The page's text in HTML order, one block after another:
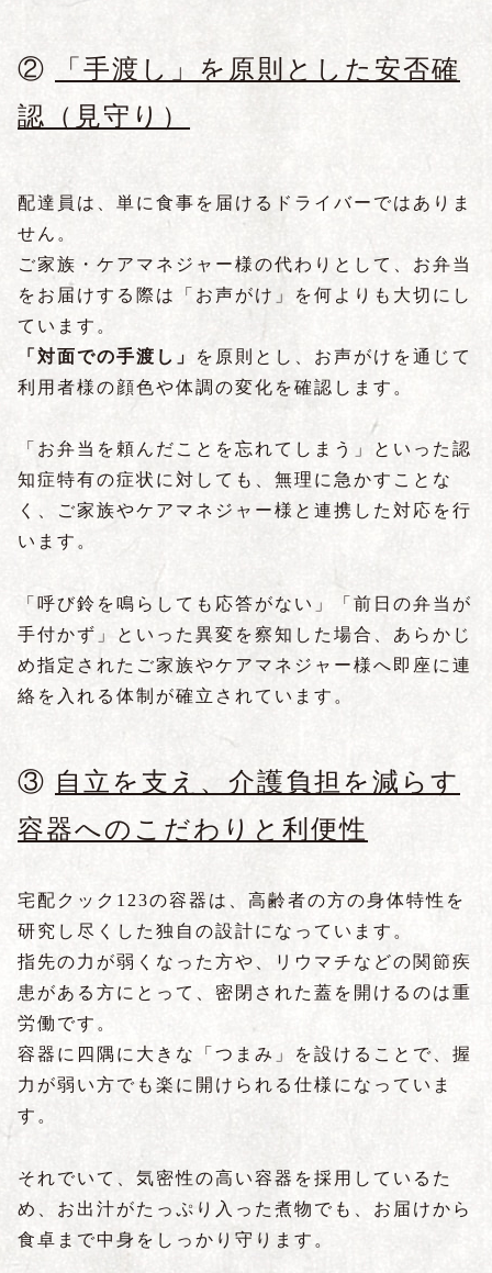
②
「手渡し」を原則とした安否確
認（見守り）
配達員は、単に食事を届けるドライバーではありま
せん。
ご家族・ケアマネジャー様の代わりとして、お弁当
をお届けする際は「お声がけ」を何よりも大切にし
ています。
「対面での手渡し」
を原則とし、お声がけを通じて
利用者様の顔色や体調の変化を確認します。
「お弁当を頼んだことを忘れてしまう」といった認
知症特有の症状に対しても、無理に急かすことな
く、ご家族やケアマネジャー様と連携した対応を行
います。
「呼び鈴を鳴らしても応答がない」「前日の弁当が
手付かず」といった異変を察知した場合、あらかじ
め指定されたご家族やケアマネジャー様へ即座に連
絡を入れる体制が確立されています。
③ 自立を支え、介護負担を減らす
容器へのこだわりと利便性
宅配クック123の容器は、高齢者の方の身体特性を
研究し尽くした独自の設計になっています。
指先の力が弱くなった方や、リウマチなどの関節疾
患がある方にとって、密閉された蓋を開けるのは重
労働です。
容器に四隅に大きな「つまみ」を設けることで、握
力が弱い方でも楽に開けられる仕様になっていま
す。
それでいて、気密性の高い容器を採用しているた
め、お出汁がたっぷり入った煮物でも、お届けから
食卓まで中身をしっかり守ります。